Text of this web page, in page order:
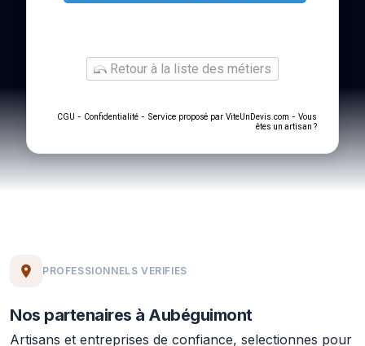
Retour à la liste des métiers
CGU - Confidentialité - Service proposé par ViteUnDevis.com - Vous
êtes un artisan ?
PROFESSIONNELS VERIFIES
Nos partenaires à Aubéguimont
Artisans et entreprises de confiance, selectionnes pour